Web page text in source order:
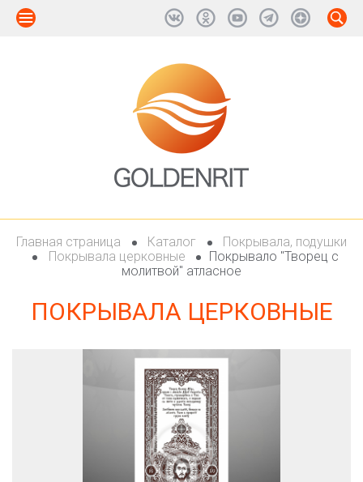
Главная страница Каталог
Покрывала, подушки
Покрывала церковные
Покрывало "Творец с
молитвой" атласное
ПОКРЫВАЛА ЦЕРКОВНЫЕ